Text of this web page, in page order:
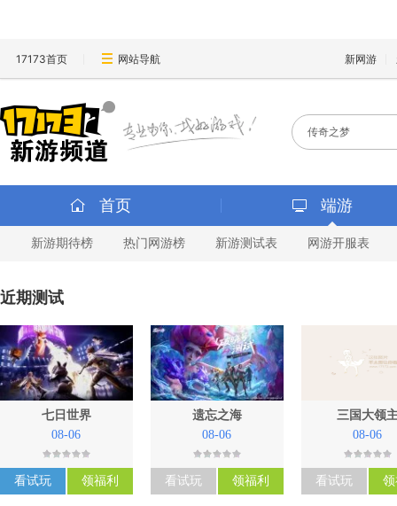
17173首页 网站导航 新网游
首页 端游
新游期待榜 热门网游榜 新游测试表 网游开服表
近期测试
七日世界
08-06
看试玩 领福利
遗忘之海
08-06
看试玩 领福利
三国大领
08-06
看试玩